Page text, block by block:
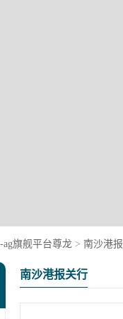
ag旗舰平台尊龙 > 南沙港
南沙港报关行